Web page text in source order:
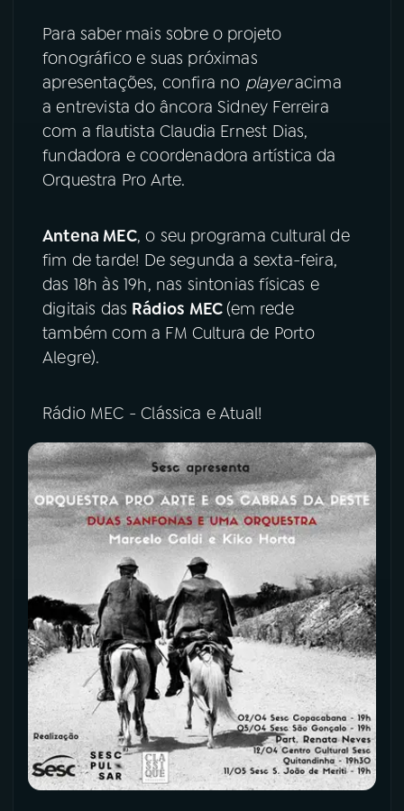
Para saber mais sobre o projeto
fonográfico e suas próximas
apresentações, confira no playeracima
a entrevista do âncora Sidney Ferreira
com a flautista Claudia Ernest Dias,
fundadora e coordenadora artística da
Orquestra Pro Arte.
Antena MEC, o seu programa cultural de
fim de tarde! De segunda a sexta-feira,
das 18h às 19h, nas sintonias físicas e
digitais das Rádios MEC(em rede
também com a FM Cultura de Porto
Alegre).
Rádio MEC - Clássica e Atual!